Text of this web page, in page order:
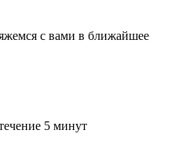
с вами в ближайшее
5 минут